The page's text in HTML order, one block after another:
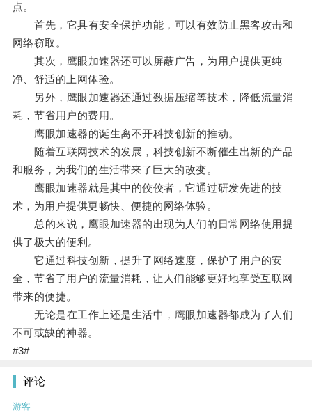
点。
首先，它具有安全保护功能，可以有效防止黑客攻击和
网络窃取。
其次，鹰眼加速器还可以屏蔽广告，为用户提供更纯
净、舒适的上网体验。
另外，鹰眼加速器还通过数据压缩等技术，降低流量消
耗，节省用户的费用。
鹰眼加速器的诞生离不开科技创新的推动。
随着互联网技术的发展，科技创新不断催生出新的产品
和服务，为我们的生活带来了巨大的改变。
鹰眼加速器就是其中的佼佼者，它通过研发先进的技
术，为用户提供更畅快、便捷的网络体验。
总的来说，鹰眼加速器的出现为人们的日常网络使用提
供了极大的便利。
它通过科技创新，提升了网络速度，保护了用户的安
全，节省了用户的流量消耗，让人们能够更好地享受互联网
带来的便捷。
无论是在工作上还是生活中，鹰眼加速器都成为了人们
不可或缺的神器。
#3#
评论
游客